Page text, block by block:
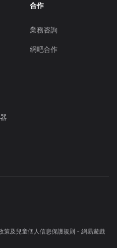
合作
業務咨詢
網吧合作
策及兒童個人信息保護規則 - 網易遊戲